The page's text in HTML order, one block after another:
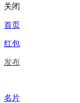
关闭
首页
红包
发布
名片